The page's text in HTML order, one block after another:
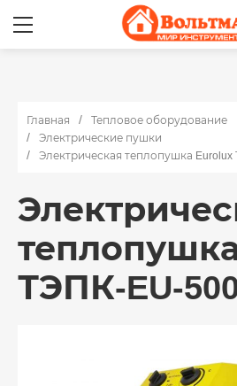
Главная
Тепловое оборудование
Электрические пушки
Электрическая теплопушка Eurolux
ТЭПК-EU-